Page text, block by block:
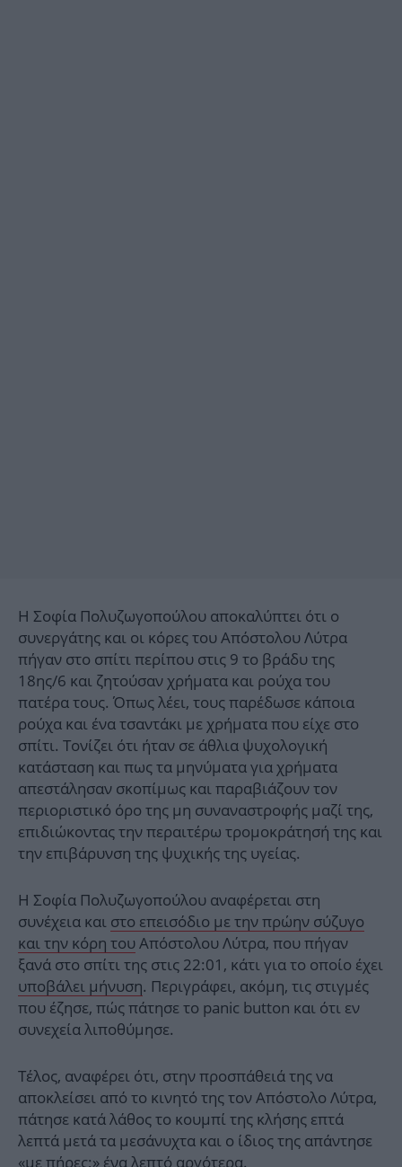
Η Σοφία Πολυζωγοπούλου αποκαλύπτει ότι ο
συνεργάτης και οι κόρες του Απόστολου Λύτρα
πήγαν στο σπίτι περίπου στις 9 το βράδυ της
18ης/6 και ζητούσαν χρήματα και ρούχα του
πατέρα τους. Όπως λέει, τους παρέδωσε κάποια
ρούχα και ένα τσαντάκι με χρήματα που είχε στο
σπίτι. Τονίζει ότι ήταν σε άθλια ψυχολογική
κατάσταση και πως τα μηνύματα για χρήματα
απεστάλησαν σκοπίμως και παραβιάζουν τον
περιοριστικό όρο της μη συναναστροφής μαζί της,
επιδιώκοντας την περαιτέρω τρομοκράτησή της και
την επιβάρυνση της ψυχικής της υγείας.
Η Σοφία Πολυζωγοπούλου αναφέρεται στη
συνέχεια και στο επεισόδιο με την πρώην σύζυγο
και την κόρη τουΑπόστολου Λύτρα, που πήγαν
ξανά στο σπίτι της στις 22:01, κάτι για το οποίο έχει
υποβάλει μήνυση. Περιγράφει, ακόμη, τις στιγμές
που έζησε, πώς πάτησε το panic button και ότι εν
συνεχεία λιποθύμησε.
Τέλος, αναφέρει ότι, στην προσπάθειά της να
αποκλείσει από το κινητό της τον Απόστολο Λύτρα,
πάτησε κατά λάθος το κουμπί της κλήσης επτά
λεπτά μετά τα μεσάνυχτα και ο ίδιος της απάντησε
«με πήρες;» ένα λεπτό αργότερα.